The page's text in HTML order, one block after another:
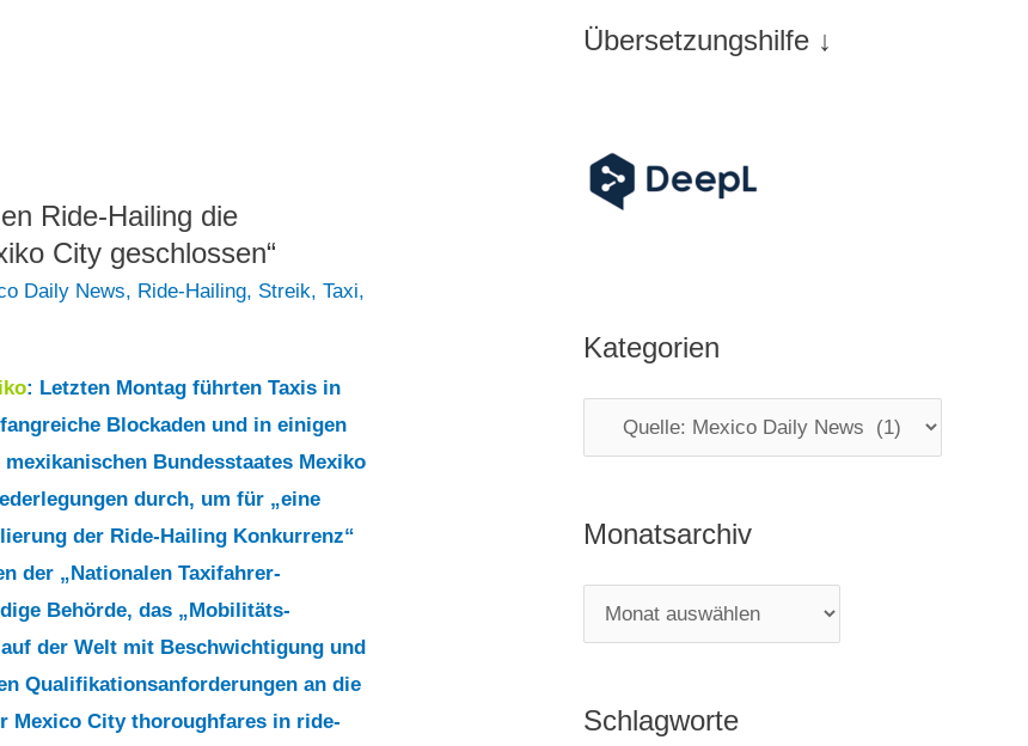
Ride-Hailing die
City geschlossen“
Daily News, Ride-Hailing, Streik,Taxi,
: Letzten Montag führten Taxis in
Blockaden und in einigen
mexikanischen Bundesstaates Mexiko
durch, um für „eine
der Ride-Hailing Konkurrenz“
der „Nationalen Taxifahrer-
Behörde, das „Mobilitäts-
der Welt mit Beschwichtigung und
Qualifikationsanforderungen an die
Mexico City thoroughfares in ride-
Übersetzungshilfe ↓
Kategorien
a
e
g
Monatsarchiv
o
a
Schlagworte